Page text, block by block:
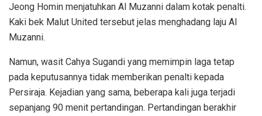
Jeong Homin menjatuhkan Al Muzanni dalam kotak penalti.
Kaki bek Malut United tersebut jelas menghadang laju Al
Muzanni.
Namun, wasit Cahya Sugandi yang memimpin laga tetap
pada keputusannya tidak memberikan penalti kepada
Persiraja. Kejadian yang sama, beberapa kali juga terjadi
sepanjang 90 menit pertandingan. Pertandingan berakhir